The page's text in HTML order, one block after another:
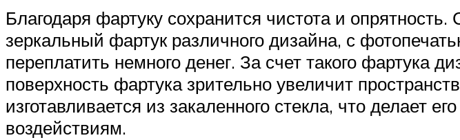
Благодаря фартуку сохранится чистота и
зеркальный фартук различного дизайна, с
переплатить немного денег. За счет такого фартука
поверхность фартука зрительно увеличит
изготавливается из закаленного стекла, что делает
воздействиям.